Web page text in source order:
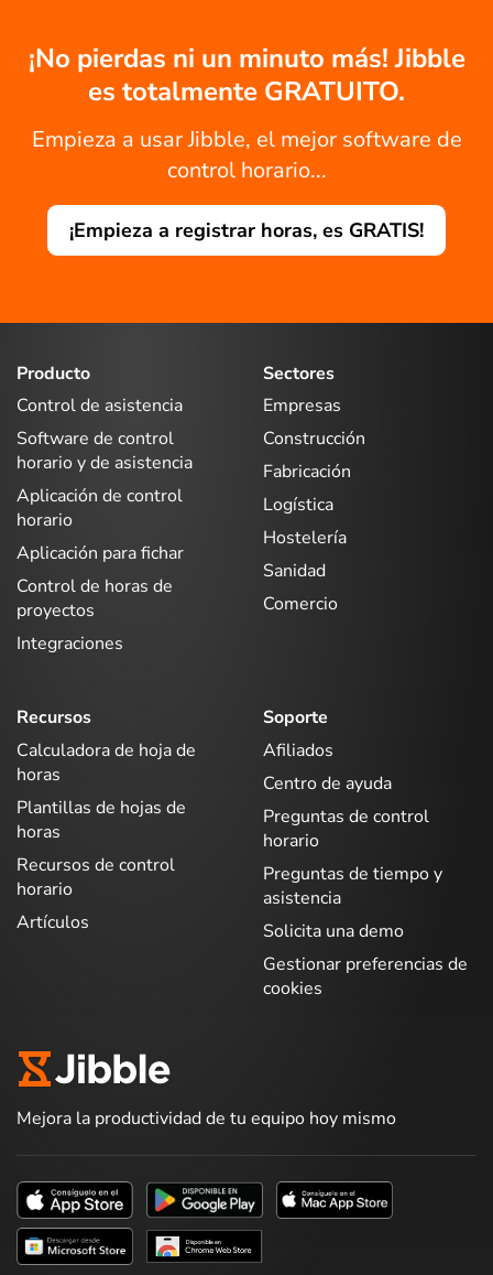
¡No pierdas ni un minuto más! Jibble
es totalmente GRATUITO.
Empieza a usar Jibble, el mejor software de
control horario...
¡Empieza a registrar horas, es GRATIS!
Producto
Control de asistencia
Software de control
horario y de asistencia
Aplicación de control
horario
Aplicación para fichar
Control de horas de
proyectos
Integraciones
Sectores
Empresas
Construcción
Fabricación
Logística
Hostelería
Sanidad
Comercio
Recursos
Calculadora de hoja de
horas
Plantillas de hojas de
horas
Recursos de control
horario
Artículos
Soporte
Afiliados
Centro de ayuda
Preguntas de control
horario
Preguntas de tiempo y
asistencia
Solicita una demo
Gestionar preferencias de
cookies
Mejora la productividad de tu equipo hoy mismo